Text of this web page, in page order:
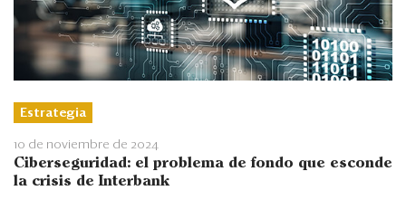
Estrategia
10 de noviembre de 2024
Ciberseguridad: el problema de fondo que esconde
la crisis de Interbank